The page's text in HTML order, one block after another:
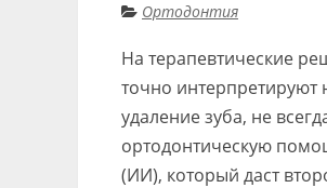
Ортодонтия
На терапевтические
точно интерпретируют
удаление зуба, не
ортодонтическую
(ИИ), который даст